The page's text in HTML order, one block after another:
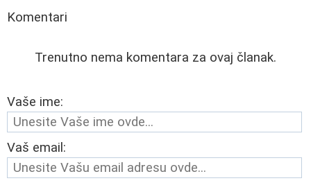
Komentari
Trenutno nema komentara za ovaj članak.
Vaše ime:
Vaš email: